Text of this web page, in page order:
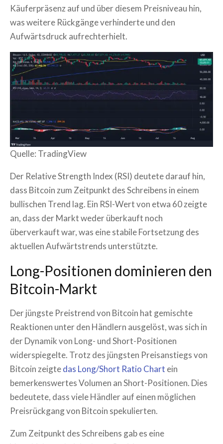
Käuferpräsenz auf und über diesem Preisniveau hin,
was weitere Rückgänge verhinderte und den
Aufwärtsdruck aufrechterhielt.
Quelle: TradingView
Der Relative Strength Index (RSI) deutete darauf hin,
dass Bitcoin zum Zeitpunkt des Schreibens in einem
bullischen Trend lag. Ein RSI-Wert von etwa 60 zeigte
an, dass der Markt weder überkauft noch
überverkauft war, was eine stabile Fortsetzung des
aktuellen Aufwärtstrends unterstützte.
Long-Positionen dominieren den
Bitcoin-Markt
Der jüngste Preistrend von Bitcoin hat gemischte
Reaktionen unter den Händlern ausgelöst, was sich in
der Dynamik von Long- und Short-Positionen
widerspiegelte. Trotz des jüngsten Preisanstiegs von
Bitcoin zeigtedas Long/Short Ratio Chart ein
bemerkenswertes Volumen an Short-Positionen. Dies
bedeutete, dass viele Händler auf einen möglichen
Preisrückgang von Bitcoin spekulierten.
Zum Zeitpunkt des Schreibens gab es eine